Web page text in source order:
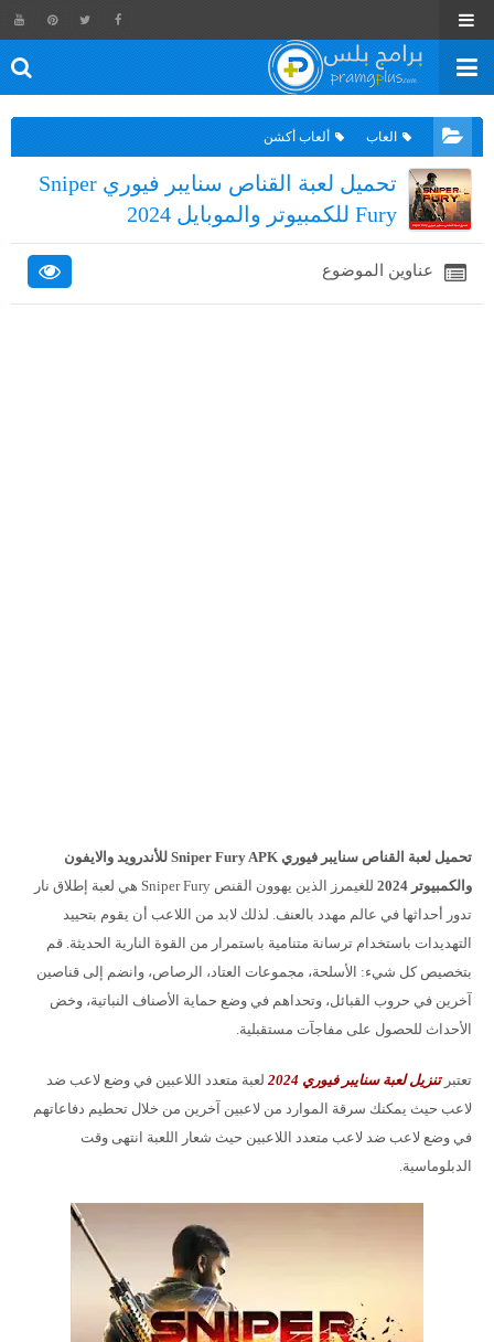
العاب ألعاب أكشن
تحميل لعبة القناص سنايبر فيوري Sniper
Fury للكمبيوتر والموبايل 2024
عناوين الموضوع
تحميل لعبة القناص سنايبر فيوري Sniper Fury APK للأندرويد والايفون
والكمبيوتر 2024
للغيمرز الذين يهوون القنص Sniper Fury هي لعبة إطلاق نار
تدور أحداثها في عالم مهدد بالعنف. لذلك لابد من اللاعب أن يقوم بتحييد
التهديدات باستخدام ترسانة متنامية باستمرار من القوة النارية الحديثة. قم
بتخصيص كل شيء: الأسلحة، مجموعات العتاد، الرصاص، وانضم إلى قناصين
آخرين في حروب القبائل، وتحداهم في وضع حماية الأصناف النباتية، وخض
الأحداث للحصول على مفاجآت مستقبلية.
تعتبرتنزيل لعبة سنايبر فيوري 2024
لعبة متعدد اللاعبين في وضع لاعب ضد
لاعب حيث يمكنك سرقة الموارد من لاعبين آخرين من خلال تحطيم دفاعاتهم
في وضع لاعب ضد لاعب متعدد اللاعبين حيث شعار اللعبة انتهى وقت
الدبلوماسية.